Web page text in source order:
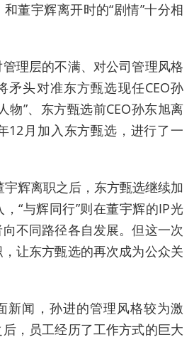
董宇辉离开时的“剧情”十分相
理层的不满、对公司管理风格
矛头对准东方甄选现任CEO孙
物”、东方甄选前CEO孙东旭离
12月加入东方甄选，进行了一
辉离职之后，东方甄选继续加
“与辉同行”则在董宇辉的IP光
不同路径各自发展。但这一次
让东方甄选的再次成为公众关
新闻，孙进的管理风格较为激
，员工经历了工作方式的巨大